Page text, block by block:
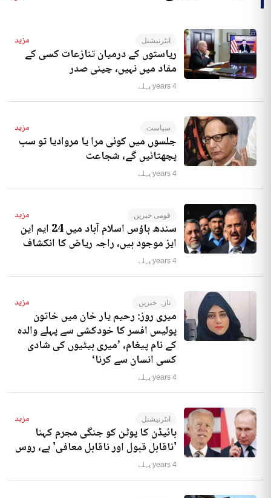
انٹرنیشنل مزید
ریاستوں کے درمیان تنازعات کسی کے
مفاد میں نہیں، چینی صدر
4 years پہلے
سیاست مزید
جلسوں میں کوئی مرا یا مروادیا تو سب
پچھتائیں گے، شجاعت
4 years پہلے
قومی خبریں مزید
سندھ ہاؤس اسلام آباد میں 24 ایم این
ایز موجود ہیں، راجہ ریاض کا انکشاف
4 years پہلے
تازہ خبریں مزید
میری روز: رحیم یار خان میں خاتون
پولیس افسر کا خودکشی سے پہلے والدہ
کے نام پیغام، ’میری بیٹیوں کی شادی
کسی انسان سے کرنا‘
4 years پہلے
انٹرنیشنل مزید
بائیڈن کا پوٹن کو جنگی مجرم کہنا
'ناقابل قبول اور ناقابل معافی' ہے، روس
4 years پہلے